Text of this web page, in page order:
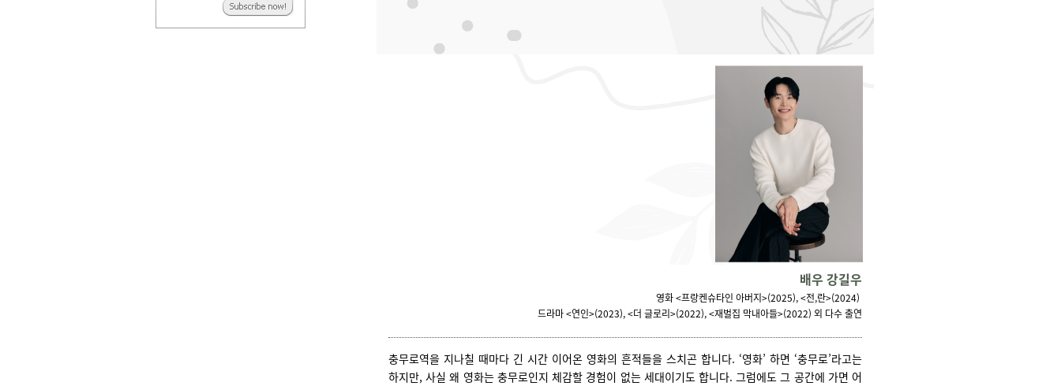
배우 강길우
영화 <프랑켄슈타인 아버지>(2025), <전,란>(2024)
드라마 <연인>(2023), <더 글로리>(2022), <재벌집 막내아들>(2022) 외 다수 출연
충무로역을 지나칠 때마다 긴 시간 이어온 영화의 흔적들을 스치곤 합니다. ‘영화’ 하면 ‘충무로’라고는
하지만, 사실 왜 영화는 충무로인지 체감할 경험이 없는 세대이기도 합니다. 그럼에도 그 공간에 가면 어